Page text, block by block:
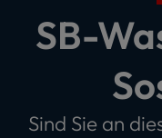
SB-
Sind Sie an